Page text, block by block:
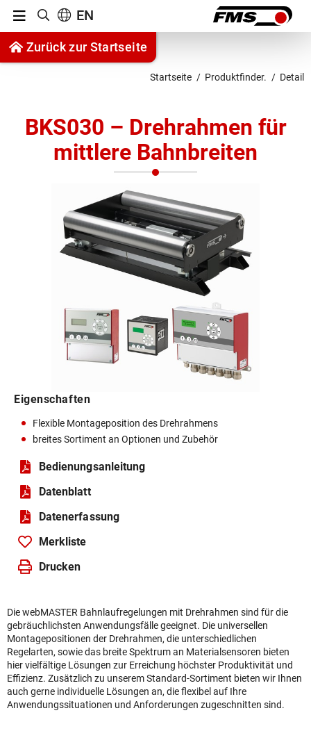
Zur Navigation springen
Menu
Suche anzeigen
EN
Zurück zur Startseite
Startseite Produktfinder. Detail
BKS030 – Drehrahmen für
mittlere Bahnbreiten
Eigenschaften
Flexible Montageposition des Drehrahmens
breites Sortiment an Optionen und Zubehör
Bedienungsanleitung
Datenblatt
Daten­erfassung
Merkliste
Drucken
Die webMASTER Bahnlaufregelungen mit Drehrahmen sind für die
gebräuchlichsten Anwendungsfälle geeignet. Die universellen
Montagepositionen der Drehrahmen, die unterschiedlichen
Regelarten, sowie das breite Spektrum an Materialsensoren bieten
hier vielfältige Lösungen zur Erreichung höchster Produktivität und
Effizienz. Zusätzlich zu unserem Standard-Sortiment bieten wir Ihnen
auch gerne individuelle Lösungen an, die flexibel auf Ihre
Anwendungssituationen und Anforderungen zugeschnitten sind.